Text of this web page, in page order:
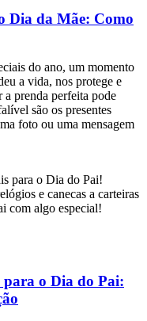
Dia da Mãe: Como
do ano, um momento
a vida, nos protege e
prenda perfeita pode
são os presentes
foto ou uma mensagem
para o Dia do Pai: